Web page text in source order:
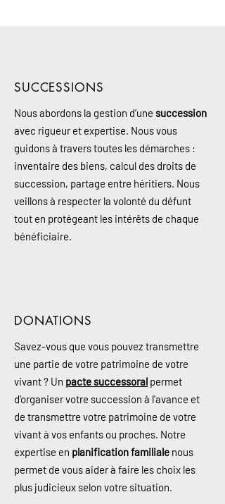
SUCCESSIONS
Nous abordons la gestion d’une succession
avec rigueur et expertise. Nous vous
guidons à travers toutes les démarches :
inventaire des biens, calcul des droits de
succession, partage entre héritiers. Nous
veillons à respecter la volonté du défunt
tout en protégeant les intérêts de chaque
bénéficiaire.
DONATIONS
Savez-vous que vous pouvez transmettre
une partie de votre patrimoine de votre
vivant ? Un pacte successoral permet
d’organiser votre succession à l'avance et
de transmettre votre patrimoine de votre
vivant à vos enfants ou proches. Notre
expertise en planification familiale nous
permet de vous aider à faire les choix les
plus judicieux selon votre situation.